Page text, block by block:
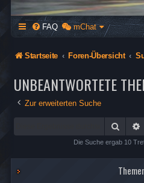
FAQ mChat
Startseite Foren-Übersicht
UNBEANTWORTETE
Zur erweiterten Suche
Suche
Die Suche ergab 10